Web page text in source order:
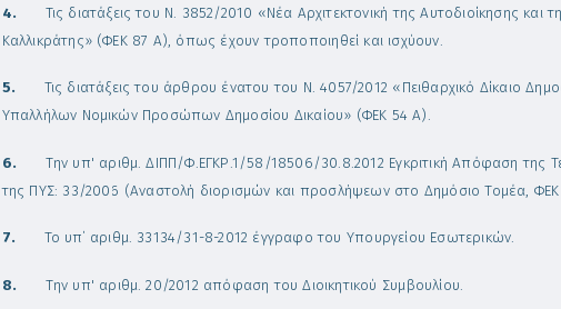
4. Τις διατάξεις του Ν. 3852/2010 «Νέα Αρχιτεκτονική της Αυτοδιοίκησης
Καλλικράτης» (ΦΕΚ 87 Α), όπως έχουν τροποποιηθεί και ισχύουν.
5. Τις διατάξεις του άρθρου ένατου του Ν. 4057/2012 «Πειθαρχικό Δίκαιο
Υπαλλήλων Νομικών Προσώπων Δημοσίου Δικαίου» (ΦΕΚ 54 Α).
6. Την υπ' αριθμ. ΔΙΠΠ/Φ.ΕΓΚΡ.1/58/18506/30.8.2012 Εγκριτική Απόφαση της
της ΠΥΣ: 33/2006 (Αναστολή διορισμών και προσλήψεων στο Δημόσιο Τομέα,
7. Το υπ΄ αριθμ. 33134/31-8-2012 έγγραφο του Υπουργείου Εσωτερικών.
8. Την υπ' αριθμ. 20/2012 απόφαση του Διοικητικού Συμβουλίου.